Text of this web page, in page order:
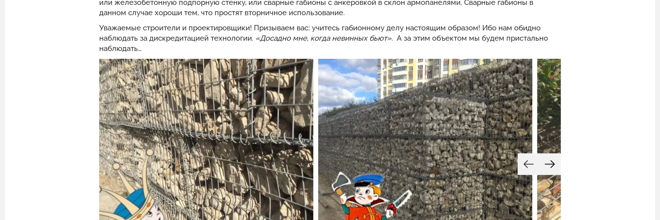
или железобетонную подпорную стенку, или сварные габионы с анкеровкой в склон армопанелями. Сварные габионы в
данном случае хороши тем, что простят вторничное использование.
Уважаемые строители и проектировщики! Призываем вас: учитесь габионному делу настоящим образом! Ибо нам обидно
наблюдать за дискредитацией технологии. «Досадно мне, когда невинных бьют». А за этим объектом мы будем пристально
наблюдать…